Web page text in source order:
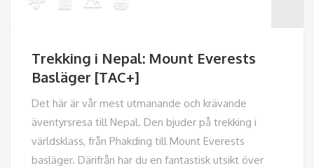
Trekking i Nepal: Mount Everests
Basläger [TAC+]
Det här är vår mest utmanande och krävande
äventyrsresa till Nepal. Den bjuder på trekking i
världsklass, från Phakding till Mount Everests
basläger. Därifrån har du en fantastisk utsikt över